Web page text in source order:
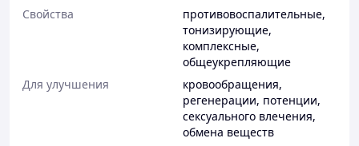
Свойства
противовоспалительные,
тонизирующие,
комплексные,
общеукрепляющие
Для улучшения
кровообращения,
регенерации, потенции,
сексуального влечения,
обмена веществ